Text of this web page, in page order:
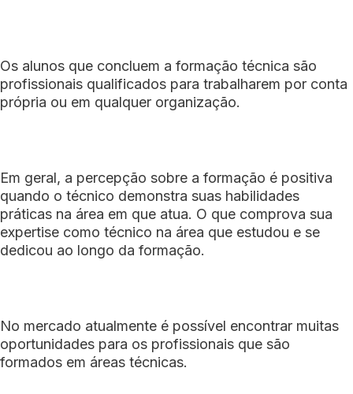
Os alunos que concluem a formação técnica são
profissionais qualificados para trabalharem por conta
própria ou em qualquer organização.
Em geral, a percepção sobre a formação é positiva
quando o técnico demonstra suas habilidades
práticas na área em que atua. O que comprova sua
expertise como técnico na área que estudou e se
dedicou ao longo da formação.
No mercado atualmente é possível encontrar muitas
oportunidades para os profissionais que são
formados em áreas técnicas.